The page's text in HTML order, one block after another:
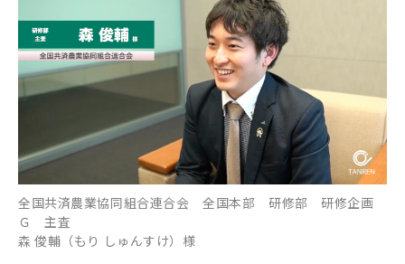
全国共済農業協同組合連合会 全国本部 研修部 研修企画
Ｇ 主査
森 俊輔（もり しゅんすけ）様